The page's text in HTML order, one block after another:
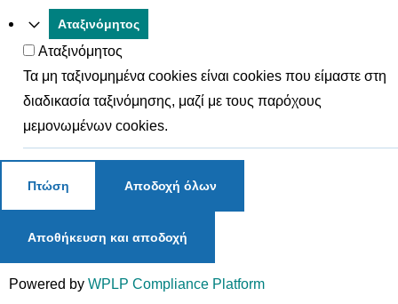
Αταξινόμητος
Αταξινόμητος
Τα μη ταξινομημένα cookies είναι cookies που είμαστε στη
διαδικασία ταξινόμησης, μαζί με τους παρόχους
μεμονωμένων cookies.
Πτώση Αποδοχή όλων
Αποθήκευση και αποδοχή
Powered by WPLP Compliance Platform